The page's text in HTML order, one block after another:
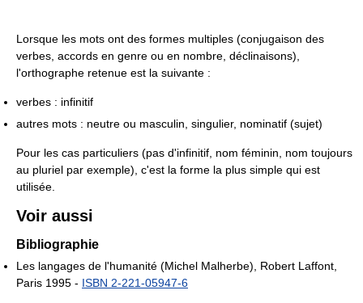
Lorsque les mots ont des formes multiples (conjugaison des
verbes, accords en genre ou en nombre, déclinaisons),
l'orthographe retenue est la suivante :
verbes : infinitif
autres mots : neutre ou masculin, singulier, nominatif (sujet)
Pour les cas particuliers (pas d'infinitif, nom féminin, nom toujours
au pluriel par exemple), c'est la forme la plus simple qui est
utilisée.
Voir aussi
Bibliographie
Les langages de l'humanité (Michel Malherbe), Robert Laffont,
Paris 1995 - ISBN 2-221-05947-6